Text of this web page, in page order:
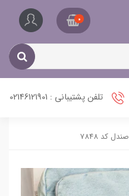
0
تلفن پشتیبانی : 02146121901
صندل کد 7848